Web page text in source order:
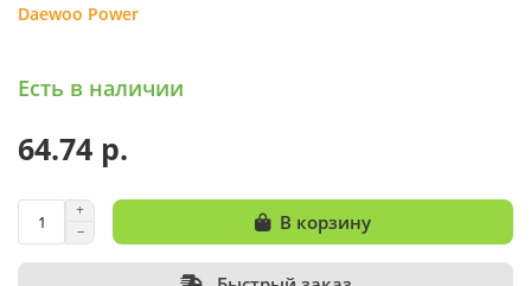
Daewoo Power
Есть в наличии
64.74 р.
В корзину